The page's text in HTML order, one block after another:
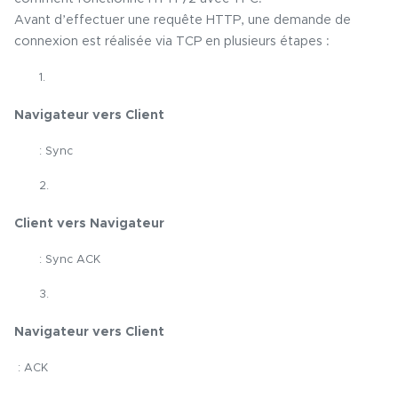
Avant d’effectuer une requête HTTP, une demande de
connexion est réalisée via TCP en plusieurs étapes :
1.
Navigateur vers Client
: Sync
2.
Client vers Navigateur
: Sync ACK
3.
Navigateur vers Client
: ACK